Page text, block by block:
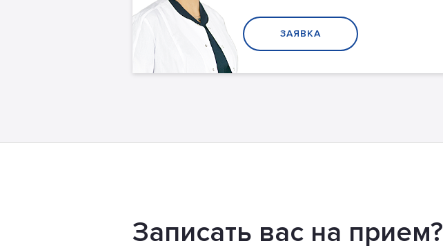
ЗАЯВКА
Записать вас на прием?